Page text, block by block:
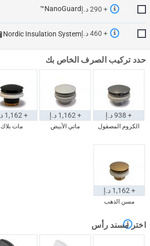
NanoGuard™ + 290 د.إ
Nordic Insulation System + 460 د.إ
حدد تركيب الصرف الخاص بك
الكروم المصقول
+ 938 د.إ
ماتي الأبيض
+ 1,162 د.إ
مات بلاك
+ 1,162 د.إ
مسن الذهب
+ 1,162 د.إ
اختر مسند رأس